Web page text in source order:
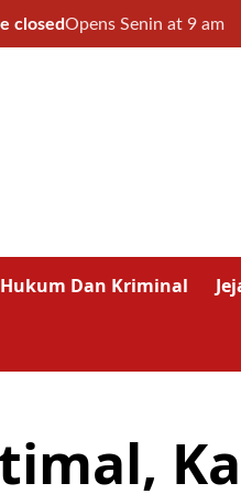
closedOpens Senin at 9 am
Hukum Dan Kriminal